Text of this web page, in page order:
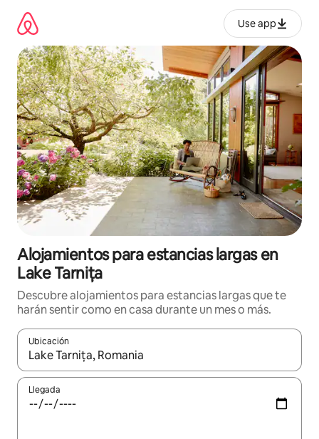
contenido
Use app
Alojamientos para estancias largas en
Lake Tarnița
Descubre alojamientos para estancias largas que te
harán sentir como en casa durante un mes o más.
Ubicación
Cuando los resultados estén disponibles, podrás navegar
Llegada